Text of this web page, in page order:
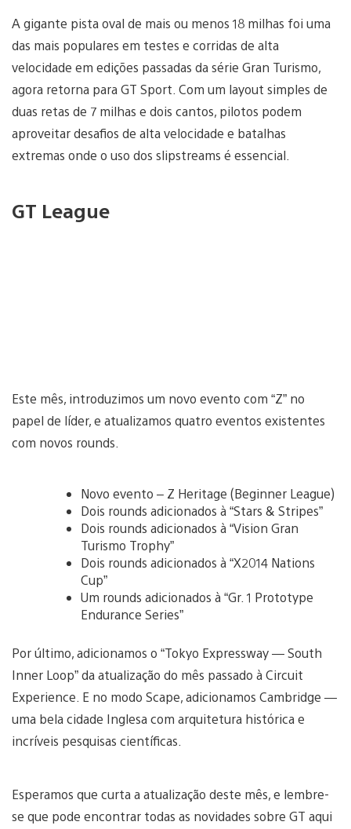
A gigante pista oval de mais ou menos 18 milhas foi uma
das mais populares em testes e corridas de alta
velocidade em edições passadas da série Gran Turismo,
agora retorna para GT Sport. Com um layout simples de
duas retas de 7 milhas e dois cantos, pilotos podem
aproveitar desafios de alta velocidade e batalhas
extremas onde o uso dos slipstreams é essencial.
GT League
Este mês, introduzimos um novo evento com “Z” no
papel de líder, e atualizamos quatro eventos existentes
com novos rounds.
Novo evento – Z Heritage (Beginner League)
Dois rounds adicionados à “Stars & Stripes”
Dois rounds adicionados à “Vision Gran
Turismo Trophy”
Dois rounds adicionados à “X2014 Nations
Cup”
Um rounds adicionados à “Gr. 1 Prototype
Endurance Series”
Por último, adicionamos o “Tokyo Expressway — South
Inner Loop” da atualização do mês passado à Circuit
Experience. E no modo Scape, adicionamos Cambridge —
uma bela cidade Inglesa com arquitetura histórica e
incríveis pesquisas científicas.
Esperamos que curta a atualização deste mês, e lembre-
se que pode encontrar todas as novidades sobre GT aqui